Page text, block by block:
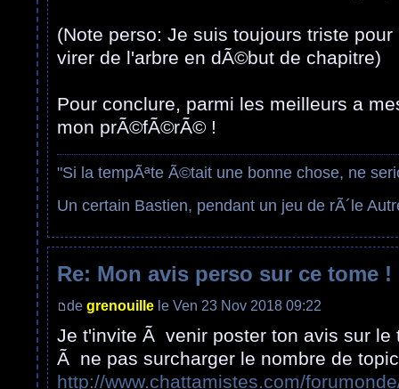
(Note perso: Je suis toujours triste
virer de l'arbre en dÃ©but de chapitre)
Pour conclure, parmi les meilleurs a
mon prÃ©fÃ©rÃ© !
"Si la tempÃªte Ã©tait une bonne chose, ne
Un certain Bastien, pendant un jeu de rÃ´le
Re: Mon avis perso sur ce tome !
de grenouillele Ven 23 Nov 2018 09:22
Je t'invite Ã venir poster ton avis sur
Ã ne pas surcharger le nombre de
http://www.chattamistes.com/